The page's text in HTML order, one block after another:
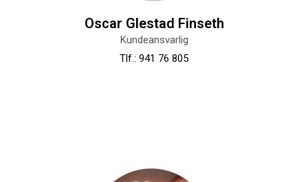
Oscar Glestad Finseth
Kundeansvarlig
Tlf.: 941 76 805